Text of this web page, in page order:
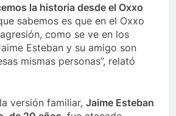
la historia desde el Oxxo
sabemos es que en el Oxxo
como se ve en los
Esteban y su amigo son
mismas personas”, relató
versión familiar, Jaime Esteban